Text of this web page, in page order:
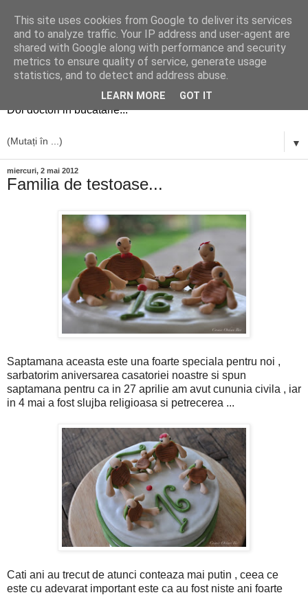
simplu si bun
Doi doctori in bucatarie...
▼
miercuri, 2 mai 2012
Familia de testoase...
Saptamana aceasta este una foarte speciala pentru noi ,
sarbatorim aniversarea casatoriei noastre si spun
saptamana pentru ca in 27 aprilie am avut cununia civila , iar
in 4 mai a fost slujba religioasa si petrecerea ...
Cati ani au trecut de atunci conteaza mai putin , ceea ce
este cu adevarat important este ca au fost niste ani foarte
This site uses cookies from Google to deliver its services
and to analyze traffic. Your IP address and user-agent are
shared with Google along with performance and security
metrics to ensure quality of service, generate usage
statistics, and to detect and address abuse.
LEARN MORE GOT IT